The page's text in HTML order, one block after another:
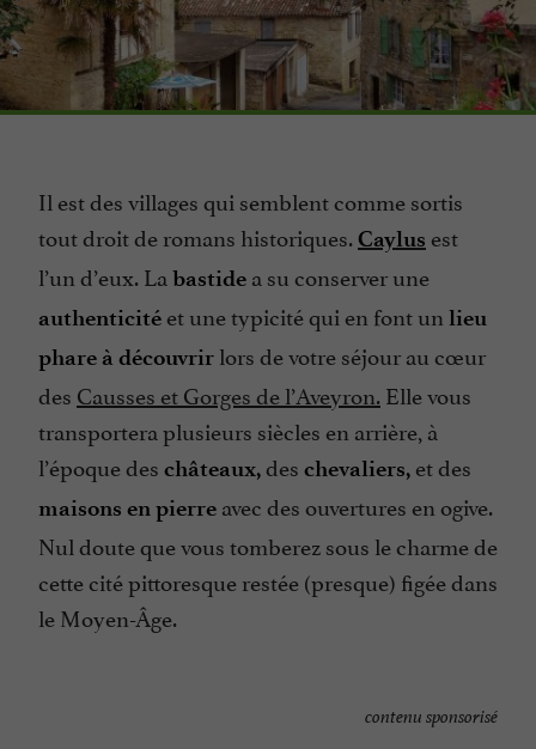
Il est des villages qui semblent comme sortis
tout droit de romans historiques.Caylus est
l’un d’eux. La bastide a su conserver une
authenticité et une typicité qui en font un lieu
phare à découvrir lors de votre séjour au cœur
des Causses et Gorges de l’Aveyron.Elle vous
transportera plusieurs siècles en arrière, à
l’époque des châteaux,des chevaliers, et des
maisons en pierre avec des ouvertures en ogive.
Nul doute que vous tomberez sous le charme de
cette cité pittoresque restée (presque) figée dans
le Moyen-Âge.
contenu sponsorisé